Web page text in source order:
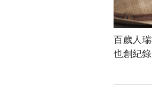
百歲人
也創紀錄